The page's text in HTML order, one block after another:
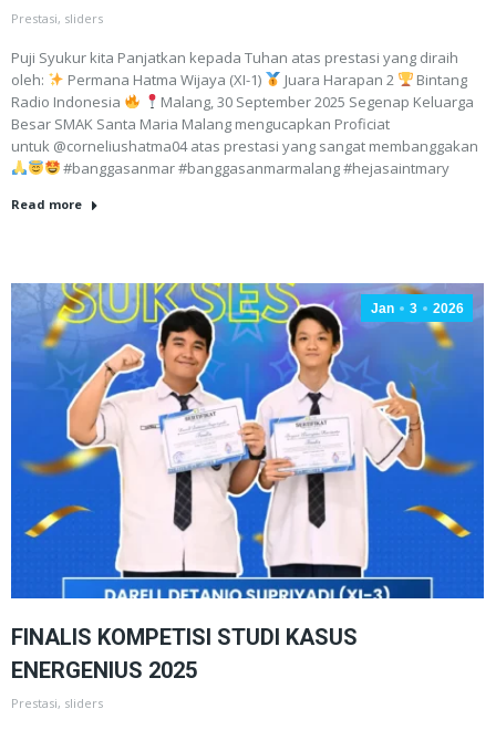
Prestasi, sliders
Puji Syukur kita Panjatkan kepada Tuhan atas prestasi yang diraih
oleh:
Permana Hatma Wijaya (XI-1) Juara Harapan 2
Bintang
Radio Indonesia
Malang, 30 September 2025 Segenap Keluarga
Besar SMAK Santa Maria Malang mengucapkan Proficiat
untuk @corneliushatma04 atas prestasi yang sangat membanggakan
#banggasanmar #banggasanmarmalang #hejasaintmary
Read more
Jan 3 2026
FINALIS KOMPETISI STUDI KASUS
ENERGENIUS 2025
Prestasi, sliders